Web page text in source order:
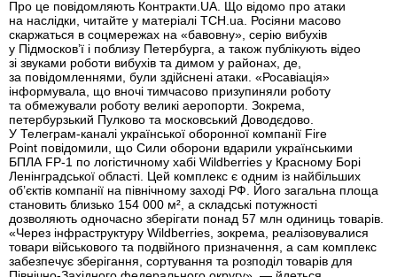
Про це повідомляють Контракти.UA. Що відомо про атаки
на наслідки, читайте у матеріалі ТСН.ua. Росіяни масово
скаржаться в соцмережах на «бавовну», серію вибухів
у Підмосков’ї і поблизу Петербурга, а також публікують відео
зі звуками роботи вибухів та димом у районах, де,
за повідомленнями, були здійснені атаки. «Росавіація»
інформувала, що вночі тимчасово призупиняли роботу
та обмежували роботу великі аеропорти. Зокрема,
петербурзький Пулково та московський Доводєдово.
У Телеграм-каналі української оборонної компанії Fire
Point повідомили, що Сили оборони вдарили українськими
БПЛА FP-1 по логістичному хабі Wildberries у Красному Борі
Ленінградської області. Цей комплекс є одним із найбільших
об’єктів компанії на північному заході РФ. Його загальна площа
становить близько 154 000 м², а складські потужності
дозволяють одночасно зберігати понад 57 млн одиниць товарів.
«Через інфраструктуру Wildberries, зокрема, реалізовувалися
товари військового та подвійного призначення, а сам комплекс
забезпечує зберігання, сортування та розподіл товарів для